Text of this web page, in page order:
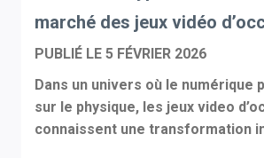
marché des jeux vidéo
PUBLIÉ LE 5 FÉVRIER 2026
Dans un univers où le numérique
sur le physique, les jeux video
connaissent une transformation